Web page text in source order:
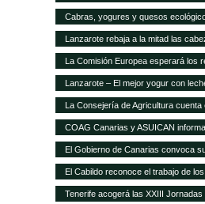
Crimea
Cabras, yogures y quesos
Lanzarote rebaja a la mitad las
ovejas Las exigencias de Europa
12.000 cabezas caprinas y casi
La Comisión Europea esperará los
para modificar el POSEI
Lanzarote – El mejor yogur con
La Consejería de Agricultura
servicios»on-line»
COAG Canarias y ASUICAN
la Ley de la Cadena Alimentaria
El Gobierno de Canarias convoca
de razas ganaderas autóctonas
El Cabildo reconoce el trabajo de
Tenerife acogerá las XXIII